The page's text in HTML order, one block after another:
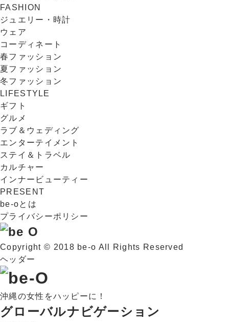
FASHION
ジュエリー・時計
ウェア
コーディネート
春ファッション
夏ファッション
冬ファッション
LIFESTYLE
ギフト
グルメ
ラブ＆ウェディング
エンターテイメント
ステイ＆トラベル
カルチャー
インナービューティー
PRESENT
be-oとは
プライバシーポリシー
Copyright © 2018 be-o All Rights Reserved
ヘッダー
沖縄の女性をハッピーに！
グローバルナビゲーション